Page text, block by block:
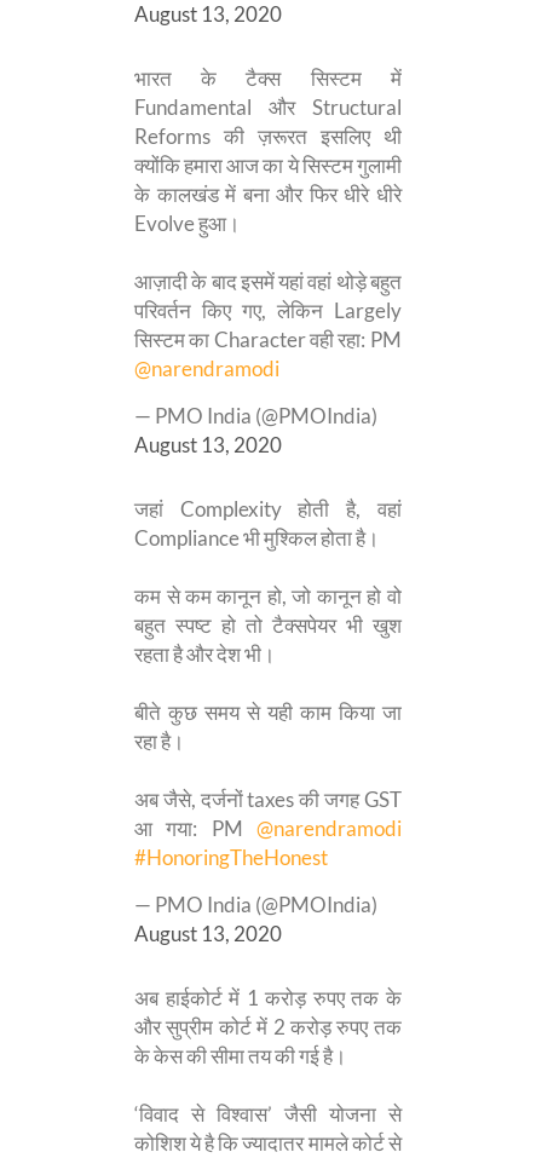
August 13, 2020
भारत के टैक्स सिस्टम में
Fundamental और Structural
Reforms की ज़रूरत इसलिए थी
क्योंकि हमारा आज का ये सिस्टम गुलामी
के कालखंड में बना और फिर धीरे धीरे
Evolve हुआ।
आज़ादी के बाद इसमें यहां वहां थोड़े बहुत
परिवर्तन किए गए, लेकिन Largely
सिस्टम का Character वही रहा: PM
@narendramodi
— PMO India (@PMOIndia)
August 13, 2020
जहां Complexity होती है, वहां
Compliance भी मुश्किल होता है।
कम से कम कानून हो, जो कानून हो वो
बहुत स्पष्ट हो तो टैक्सपेयर भी खुश
रहता है और देश भी।
बीते कुछ समय से यही काम किया जा
रहा है।
अब जैसे, दर्जनों taxes की जगह GST
आ गया: PM @narendramodi
#HonoringTheHonest
— PMO India (@PMOIndia)
August 13, 2020
अब हाईकोर्ट में 1 करोड़ रुपए तक के
और सुप्रीम कोर्ट में 2 करोड़ रुपए तक
के केस की सीमा तय की गई है।
‘विवाद से विश्वास’ जैसी योजना से
कोशिश ये है कि ज्यादातर मामले कोर्ट से